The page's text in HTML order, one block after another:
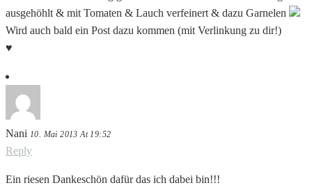
ausgehöhlt & mit Tomaten & Lauch verfeinert & dazu Garnelen
Wird auch bald ein Post dazu kommen (mit Verlinkung zu dir!)
♥
Nani 10. Mai 2013 At 19:52
Reply
Ein riesen Dankeschön dafür das ich dabei bin!!!